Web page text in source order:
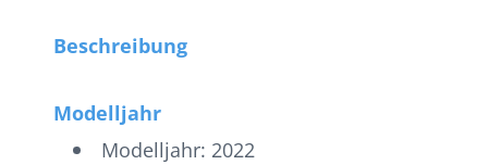
Beschreibung
Modelljahr
Modelljahr: 2022